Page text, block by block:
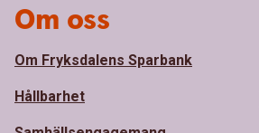
Om oss
Om Fryksdalens Sparbank
Hållbarhet